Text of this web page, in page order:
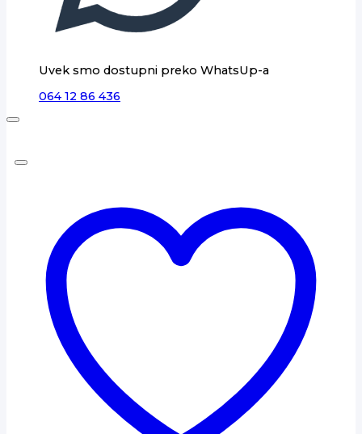
Uvek smo dostupni preko WhatsUp-a
064 12 86 436